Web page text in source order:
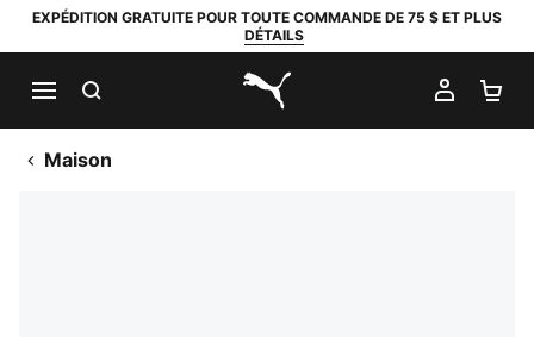
EXPÉDITION GRATUITE POUR TOUTE COMMANDE DE 75 $ ET PLUS
DÉTAILS
PUMA.com
MON
Maison